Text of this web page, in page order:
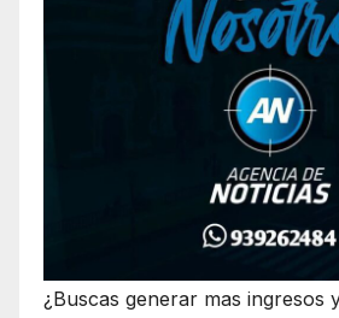
¿Buscas generar mas ingresos